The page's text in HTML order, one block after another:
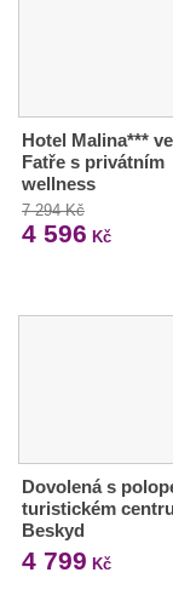
Hotel Malina***
Fatře s privátním
wellness
7 294 Kč
4 596 Kč
Dovolená s
turistickém centru
Beskyd
4 799 Kč